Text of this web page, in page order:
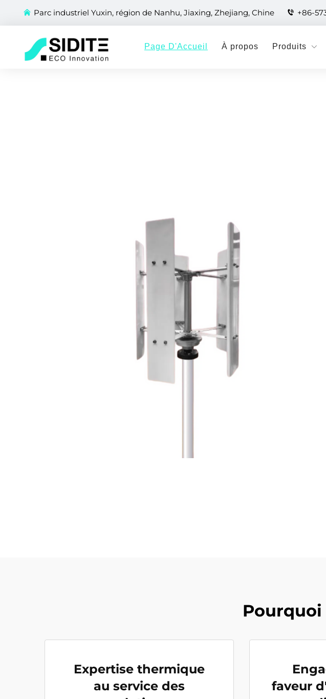
Parc industriel Yuxin, région de Nanhu, Jiaxing, Zhejiang, Chine +86-
Page D'Accueil À propos Produits
Expertise thermique
au service des
faveur